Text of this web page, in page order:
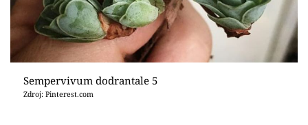
Sempervivum dodrantale 5
Zdroj: Pinterest.com